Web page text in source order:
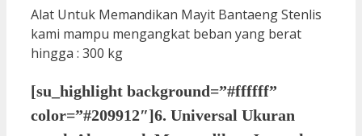
Alat Untuk Memandikan Mayit Bantaeng Stenlis
kami mampu mengangkat beban yang berat
hingga : 300 kg
[su_highlight background=”#ffffff”
color=”#209912″]6. Universal Ukuran